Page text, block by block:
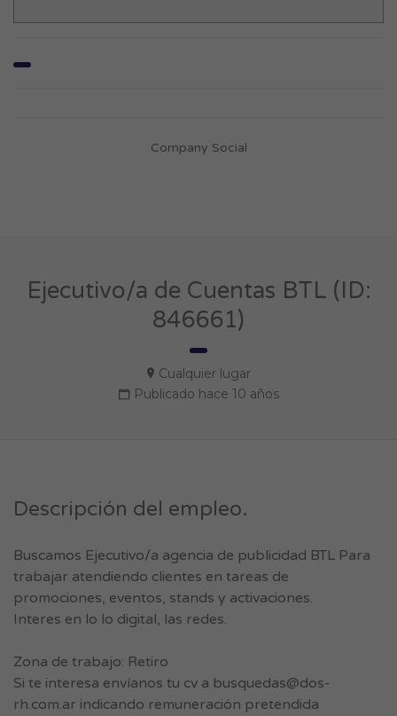
Company Social
Ejecutivo/a de Cuentas BTL (ID:
846661)
Cualquier lugar
Publicado hace 10 años
Descripción del empleo.
Buscamos Ejecutivo/a agencia de publicidad BTL Para
trabajar atendiendo clientes en tareas de
promociones, eventos, stands y activaciones.
Interes en lo lo digital, las redes.
Zona de trabajo: Retiro
Si te interesa envíanos tu cv a busquedas@dos-
rh.com.ar indicando remuneración pretendida